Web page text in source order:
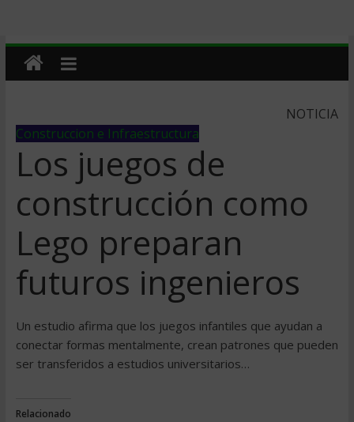
NOTICIA
Construccion e Infraestructura
Los juegos de
construcción como
Lego preparan
futuros ingenieros
Un estudio afirma que los juegos infantiles que ayudan a
conectar formas mentalmente, crean patrones que pueden
ser transferidos a estudios universitarios…
Relacionado